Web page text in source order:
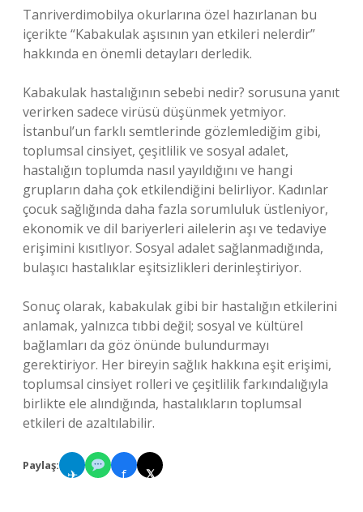
Tanriverdimobilya okurlarına özel hazırlanan bu
içerikte “Kabakulak aşısının yan etkileri nelerdir”
hakkında en önemli detayları derledik.
Kabakulak hastalığının sebebi nedir? sorusuna yanıt
verirken sadece virüsü düşünmek yetmiyor.
İstanbul’un farklı semtlerinde gözlemlediğim gibi,
toplumsal cinsiyet, çeşitlilik ve sosyal adalet,
hastalığın toplumda nasıl yayıldığını ve hangi
grupların daha çok etkilendiğini belirliyor. Kadınlar
çocuk sağlığında daha fazla sorumluluk üstleniyor,
ekonomik ve dil bariyerleri ailelerin aşı ve tedaviye
erişimini kısıtlıyor. Sosyal adalet sağlanmadığında,
bulaşıcı hastalıklar eşitsizlikleri derinleştiriyor.
Sonuç olarak, kabakulak gibi bir hastalığın etkilerini
anlamak, yalnızca tıbbi değil; sosyal ve kültürel
bağlamları da göz önünde bulundurmayı
gerektiriyor. Her bireyin sağlık hakkına eşit erişimi,
toplumsal cinsiyet rolleri ve çeşitlilik farkındalığıyla
birlikte ele alındığında, hastalıkların toplumsal
etkileri de azaltılabilir.
Paylaş:
✈ f 𝕏